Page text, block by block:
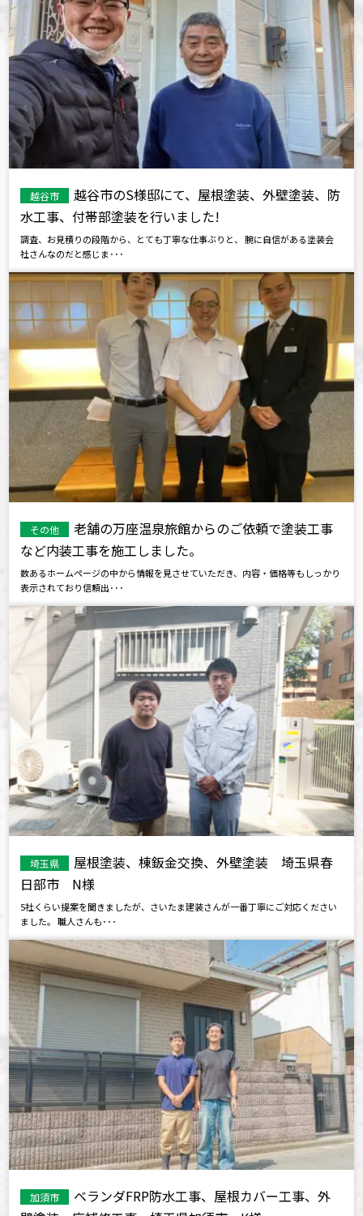
越谷市
越谷市のS様邸にて、屋根塗装、外壁塗装、防
水工事、付帯部塗装を行いました!
調査、お見積りの段階から、とても丁寧な仕事ぶりと、 腕に自信がある塗装会
社さんなのだと感じま･･･
その他
老舗の万座温泉旅館からのご依頼で塗装工事
など内装工事を施工しました。
数あるホームページの中から情報を見させていただき、内容・価格等もしっかり
表示されており信頼出･･･
埼玉県
屋根塗装、棟鈑金交換、外壁塗装 埼玉県春
日部市 N様
5社くらい提案を聞きましたが、さいたま建装さんが一番丁寧にご対応ください
ました。 職人さんも･･･
加須市
ベランダFRP防水工事、屋根カバー工事、外